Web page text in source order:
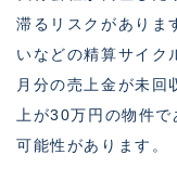
滞るリスクがありま
いなどの精算サイク
月分の売上金が未回
上が30万円の物件
可能性があります。